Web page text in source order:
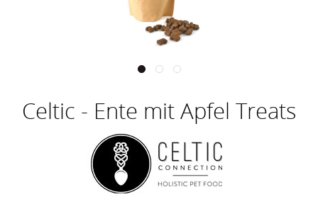
Celtic - Ente mit Apfel Treats